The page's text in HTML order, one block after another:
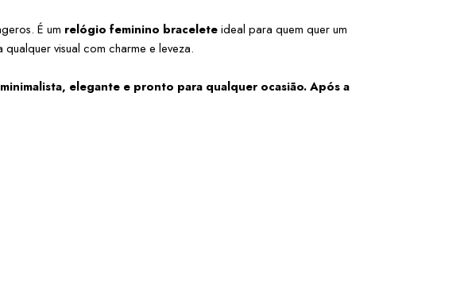
É um relógio feminino bracelete ideal para quem quer um
visual com charme e leveza.
elegante e pronto para qualquer ocasião. Após a